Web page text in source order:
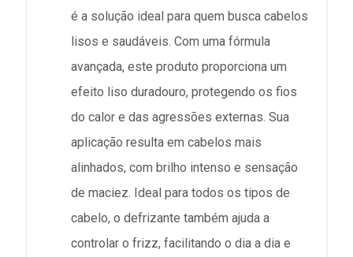
é a solução ideal para quem busca cabelos
lisos e saudáveis. Com uma fórmula
avançada, este produto proporciona um
efeito liso duradouro, protegendo os fios
do calor e das agressões externas. Sua
aplicação resulta em cabelos mais
alinhados, com brilho intenso e sensação
de maciez. Ideal para todos os tipos de
cabelo, o defrizante também ajuda a
controlar o frizz, facilitando o dia a dia e